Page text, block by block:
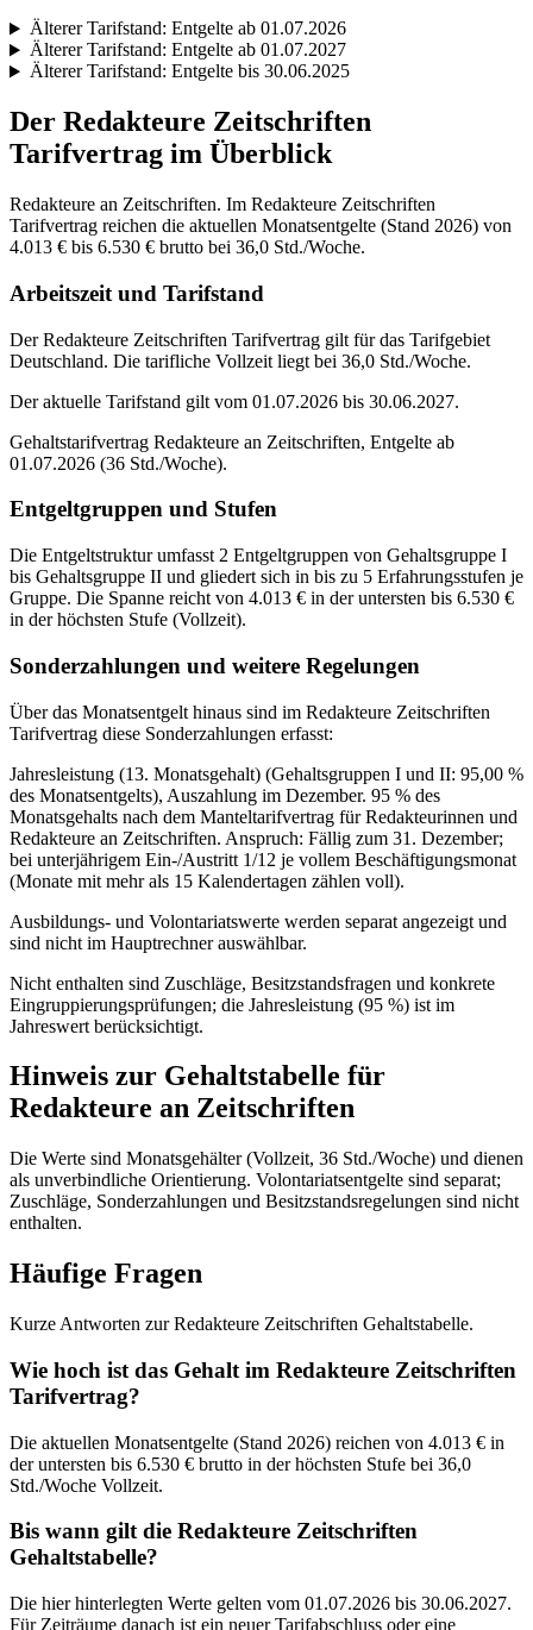
Älterer Tarifstand: Entgelte ab 01.07.2026
Älterer Tarifstand: Entgelte ab 01.07.2027
Älterer Tarifstand: Entgelte bis 30.06.2025
Der Redakteure Zeitschriften
Tarifvertrag im Überblick
Redakteure an Zeitschriften. Im Redakteure Zeitschriften
Tarifvertrag reichen die aktuellen Monatsentgelte (Stand 2026) von
4.013 € bis 6.530 € brutto bei 36,0 Std./Woche.
Arbeitszeit und Tarifstand
Der Redakteure Zeitschriften Tarifvertrag gilt für das Tarifgebiet
Deutschland. Die tarifliche Vollzeit liegt bei 36,0 Std./Woche.
Der aktuelle Tarifstand gilt vom 01.07.2026 bis 30.06.2027.
Gehaltstarifvertrag Redakteure an Zeitschriften, Entgelte ab
01.07.2026 (36 Std./Woche).
Entgeltgruppen und Stufen
Die Entgeltstruktur umfasst 2 Entgeltgruppen von Gehaltsgruppe I
bis Gehaltsgruppe II und gliedert sich in bis zu 5 Erfahrungsstufen je
Gruppe. Die Spanne reicht von 4.013 € in der untersten bis 6.530 €
in der höchsten Stufe (Vollzeit).
Sonderzahlungen und weitere Regelungen
Über das Monatsentgelt hinaus sind im Redakteure Zeitschriften
Tarifvertrag diese Sonderzahlungen erfasst:
Jahresleistung (13. Monatsgehalt) (Gehaltsgruppen I und II: 95,00 %
des Monatsentgelts), Auszahlung im Dezember. 95 % des
Monatsgehalts nach dem Manteltarifvertrag für Redakteurinnen und
Redakteure an Zeitschriften. Anspruch: Fällig zum 31. Dezember;
bei unterjährigem Ein-/Austritt 1/12 je vollem Beschäftigungsmonat
(Monate mit mehr als 15 Kalendertagen zählen voll).
Ausbildungs- und Volontariatswerte werden separat angezeigt und
sind nicht im Hauptrechner auswählbar.
Nicht enthalten sind Zuschläge, Besitzstandsfragen und konkrete
Eingruppierungsprüfungen; die Jahresleistung (95 %) ist im
Jahreswert berücksichtigt.
Hinweis zur Gehaltstabelle für
Redakteure an Zeitschriften
Die Werte sind Monatsgehälter (Vollzeit, 36 Std./Woche) und dienen
als unverbindliche Orientierung. Volontariatsentgelte sind separat;
Zuschläge, Sonderzahlungen und Besitzstandsregelungen sind nicht
enthalten.
Häufige Fragen
Kurze Antworten zur Redakteure Zeitschriften Gehaltstabelle.
Wie hoch ist das Gehalt im Redakteure Zeitschriften
Tarifvertrag?
Die aktuellen Monatsentgelte (Stand 2026) reichen von 4.013 € in
der untersten bis 6.530 € brutto in der höchsten Stufe bei 36,0
Std./Woche Vollzeit.
Bis wann gilt die Redakteure Zeitschriften
Gehaltstabelle?
Die hier hinterlegten Werte gelten vom 01.07.2026 bis 30.06.2027.
Für Zeiträume danach ist ein neuer Tarifabschluss oder eine